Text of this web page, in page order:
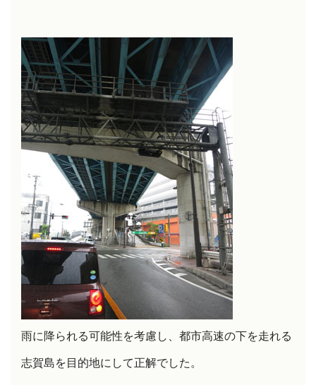
雨に降られる可能性を考慮し、都市高速の下を走れる
志賀島を目的地にして正解でした。